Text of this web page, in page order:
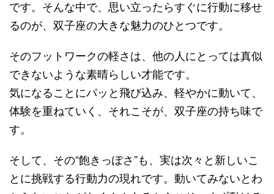
です。そんな中で、思い立ったらすぐに行動に移せ
るのが、双子座の大きな魅力のひとつです。
そのフットワークの軽さは、他の人にとっては真似
できないような素晴らしい才能です。
気になることにパッと飛び込み、軽やかに動いて、
体験を重ねていく、それこそが、双子座の持ち味で
す。
そして、その“飽きっぽさ”も、実は次々と新しいこ
とに挑戦する行動力の現れです。動いてみないとわ